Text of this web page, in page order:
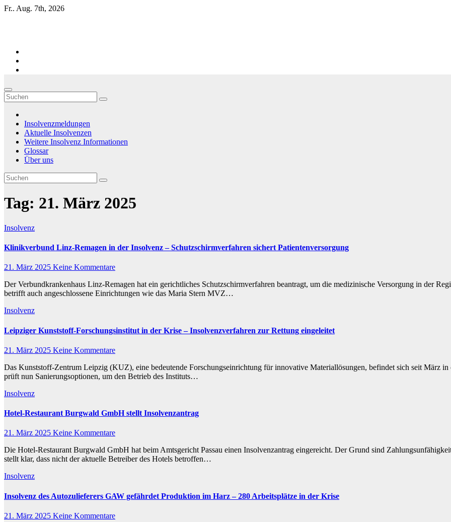
Zum
Fr.. Aug. 7th, 2026
Insolvenzmeldungen
Aktuelle Insolvenzen
Weitere Insolvenz Informationen
Glossar
Über uns
Tag: 21. März 2025
Insolvenz
Klinikverbund Linz-Remagen in der Insolvenz – Schutzschirmverfahren sichert Patientenversorgung
21. März 2025 Keine Kommentare
Der Verbundkrankenhaus Linz-Remagen hat ein gerichtliches Schutzschirmverfahren beantragt, um die medizinische Versorgung in der
betrifft auch angeschlossene Einrichtungen wie das Maria Stern MVZ…
Insolvenz
Leipziger Kunststoff-Forschungsinstitut in der Krise – Insolvenzverfahren zur Rettung eingeleitet
21. März 2025 Keine Kommentare
Das Kunststoff-Zentrum Leipzig (KUZ), eine bedeutende Forschungseinrichtung für innovative Materiallösungen, befindet sich seit März
prüft nun Sanierungsoptionen, um den Betrieb des Instituts…
Insolvenz
Hotel-Restaurant Burgwald GmbH stellt Insolvenzantrag
21. März 2025 Keine Kommentare
Die Hotel-Restaurant Burgwald GmbH hat beim Amtsgericht Passau einen Insolvenzantrag eingereicht. Der Grund sind
stellt klar, dass nicht der aktuelle Betreiber des Hotels betroffen…
Insolvenz
Insolvenz des Autozulieferers GAW gefährdet Produktion im Harz – 280 Arbeitsplätze in der Krise
21. März 2025 Keine Kommentare